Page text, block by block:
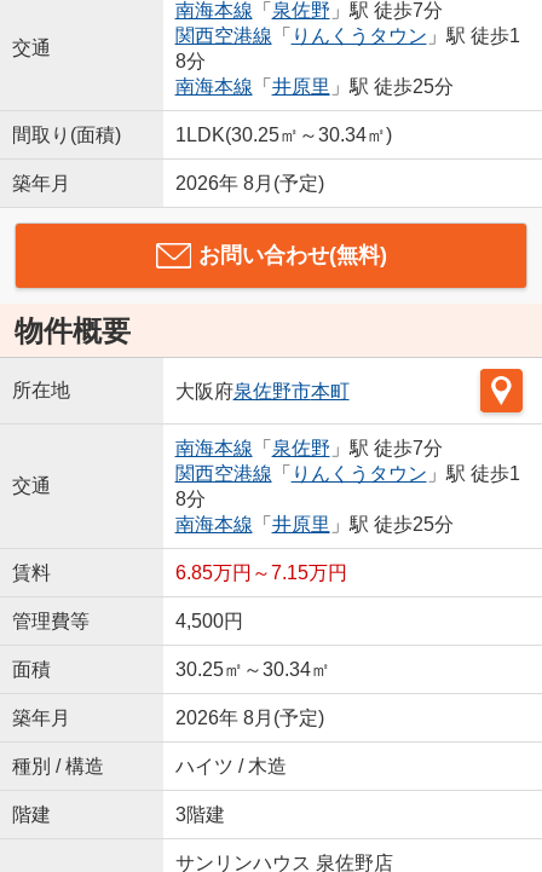
交通
南海本線 「 泉佐野 」駅 徒歩7分
関西空港線 「 りんくうタウン 」駅 徒歩1
8分
南海本線 「 井原里 」駅 徒歩25分
間取り(面積) 1LDK(30.25㎡～30.34㎡)
築年月 2026年 8月(予定)
お問い合わせ(無料)
物件概要
所在地 大阪府泉佐野市本町
交通
南海本線 「 泉佐野 」駅 徒歩7分
関西空港線 「 りんくうタウン 」駅 徒歩1
8分
南海本線 「 井原里 」駅 徒歩25分
賃料 6.85万円～7.15万円
管理費等 4,500円
面積 30.25㎡～30.34㎡
築年月 2026年 8月(予定)
種別 / 構造 ハイツ / 木造
階建 3階建
サンリンハウス 泉佐野店